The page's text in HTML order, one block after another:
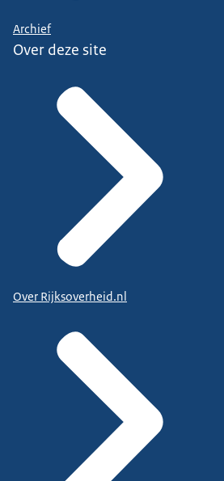
Archief
Over deze site
Over Rijksoverheid.nl